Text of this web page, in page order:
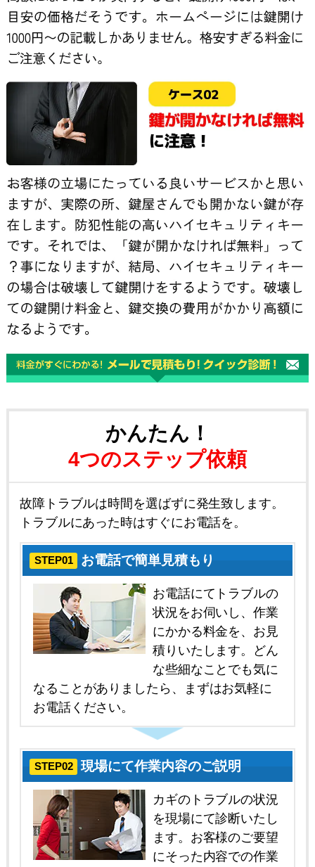
かんたん！
4つのステップ依頼
故障トラブルは時間を選ばずに発生致します。
トラブルにあった時はすぐにお電話を。
STEP01 お電話で簡単見積もり
お電話にてトラブルの
状況をお伺いし、作業
にかかる料金を、お見
積りいたします。どん
な些細なことでも気に
なることがありましたら、まずはお気軽に
お電話ください。
STEP02 現場にて作業内容のご説明
カギのトラブルの状況
を現場にて診断いたし
ます。お客様のご要望
にそった内容での作業